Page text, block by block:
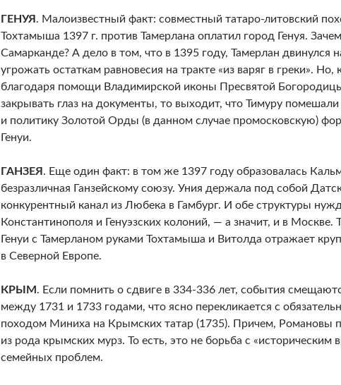
ГЕНУЯ . Малоизвестный факт: совместный татаро-литовский
Тохтамыша 1397 г. против Тамерлана оплатил город Генуя.
Самарканде? А дело в том, что в 1395 году, Тамерлан двинулся
угрожать остаткам равновесия на тракте «из варяг в греки». Но,
благодаря помощи Владимирской иконы Пресвятой
закрывать глаз на документы, то выходит, что Тимуру
и политику Золотой Орды (в данном случае промосковскую)
Генуи.
ГАНЗЕЯ . Еще один факт: в том же 1397 году образовалась
безразличная Ганзейскому союзу. Уния держала под собой
конкурентный канал из Любека в Гамбург. И обе структуры
Константинополя и Генуэзских колоний, — а значит, и в Москве.
Генуи с Тамерланом руками Тохтамыша и Витолда отражает
в Северной Европе.
КРЫМ . Если помнить о сдвиге в 334-336 лет, события
между 1731 и 1733 годами, что ясно перекликается с
походом Миниха на Крымских татар (1735). Причем, Романовы
из рода крымских мурз. То есть, это не борьба с «историческим
семейных проблем.